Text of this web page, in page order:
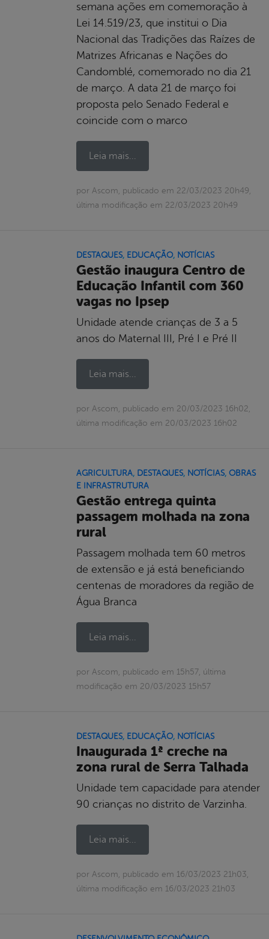
semana ações em comemoração à
Lei 14.519/23, que institui o Dia
Nacional das Tradições das Raízes de
Matrizes Africanas e Nações do
Candomblé, comemorado no dia 21
de março. A data 21 de março foi
proposta pelo Senado Federal e
coincide com o marco
Leia mais...
por Ascom, publicado em 22/03/2023 20h49,
última modificação em 22/03/2023 20h49
DESTAQUES, EDUCAÇÃO, NOTÍCIAS
Gestão inaugura Centro de
Educação Infantil com 360
vagas no Ipsep
Unidade atende crianças de 3 a 5
anos do Maternal III, Pré I e Pré II
Leia mais...
por Ascom, publicado em 20/03/2023 16h02,
última modificação em 20/03/2023 16h02
AGRICULTURA, DESTAQUES, NOTÍCIAS, OBRAS
E INFRASTRUTURA
Gestão entrega quinta
passagem molhada na zona
rural
Passagem molhada tem 60 metros
de extensão e já está beneficiando
centenas de moradores da região de
Água Branca
Leia mais...
por Ascom, publicado em 15h57, última
modificação em 20/03/2023 15h57
DESTAQUES, EDUCAÇÃO, NOTÍCIAS
Inaugurada 1ª creche na
zona rural de Serra Talhada
Unidade tem capacidade para atender
90 crianças no distrito de Varzinha.
Leia mais...
por Ascom, publicado em 16/03/2023 21h03,
última modificação em 16/03/2023 21h03